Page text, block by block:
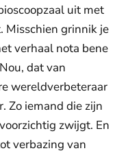
uit met
Misschien grinnik je
verhaal nota bene
dat van
wereldverbeteraar
Zo iemand die zijn
zwijgt. En
verbazing van